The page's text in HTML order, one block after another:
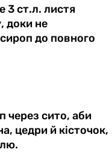
3 ст.л. листя
доки не
до повного
через сито, аби
цедри й кісточок,